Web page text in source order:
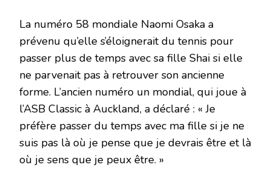
La numéro 58 mondiale Naomi Osaka a
prévenu qu’elle s’éloignerait du tennis pour
passer plus de temps avec sa fille Shai si elle
ne parvenait pas à retrouver son ancienne
forme. L’ancien numéro un mondial, qui joue à
l’ASB Classic à Auckland, a déclaré : « Je
préfère passer du temps avec ma fille si je ne
suis pas là où je pense que je devrais être et là
où je sens que je peux être. »